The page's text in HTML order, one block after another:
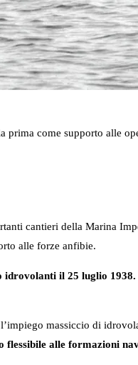
come supporto alle
cantieri della Marina
alle forze anfibie.
idrovolanti il 25 luglio 1938.
massiccio di
alle formazioni